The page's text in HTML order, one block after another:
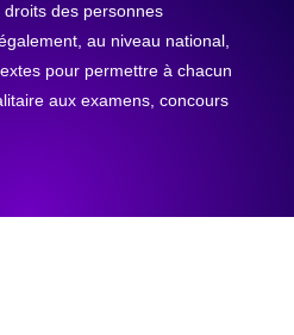
des personnes
au niveau national,
pour permettre à chacun
aux examens, concours